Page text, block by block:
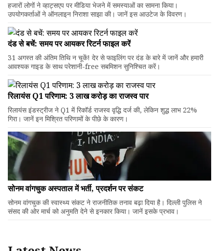
हजारों लोगों ने व्हाट्सएप पर मीडिया भेजने में समस्याओं का सामना किया।
उपयोगकर्ताओं ने ऑनलाइन निराशा साझा की। जानें इस आउटेज के विवरण।
दंड से बचें: समय पर आयकर रिटर्न फाइल करें
31 अगस्त की अंतिम तिथि न चूकें! देर से फाइलिंग पर दंड के बारे में जानें और हमारी
आवश्यक गाइड के साथ परेशानी-free सबमिशन सुनिश्चित करें।
रिलायंस Q1 परिणाम: ₹3 लाख करोड़ का राजस्व पार
रिलायंस इंडस्ट्रीज ने Q1 में रिकॉर्ड राजस्व वृद्धि दर्ज की, लेकिन शुद्ध लाभ 22%
गिरा। जानें इन मिश्रित परिणामों के पीछे के कारण।
सोनम वांगचुक अस्पताल में भर्ती, प्रदर्शन पर संकट
सोनम वांगचुक की स्वास्थ्य संकट ने राजनीतिक तनाव बढ़ा दिया है। दिल्ली पुलिस ने
संसद की ओर मार्च को अनुमति देने से इनकार किया। जानें इसके प्रभाव।